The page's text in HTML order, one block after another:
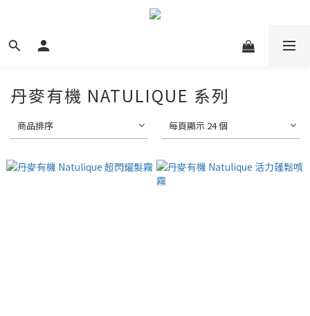
丹麥有機 NATULIQUE 系列
商品排序 每頁顯示 24 個